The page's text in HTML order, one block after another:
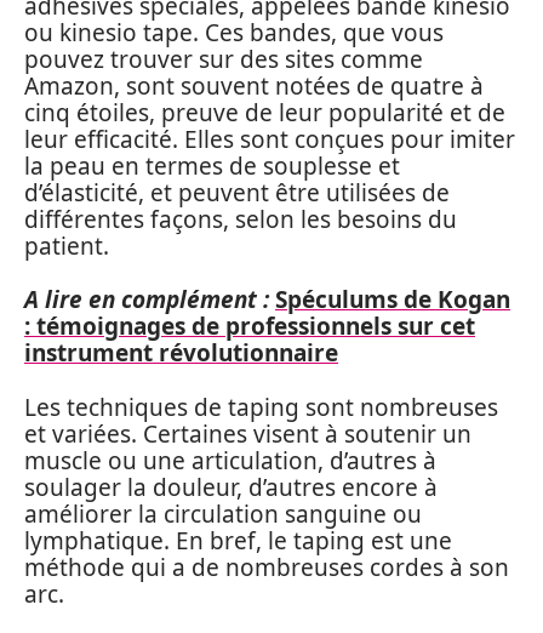
ou kinesio tape. Ces bandes, que vous
pouvez trouver sur des sites comme
Amazon, sont souvent notées de quatre à
cinq étoiles, preuve de leur popularité et de
leur efficacité. Elles sont conçues pour imiter
la peau en termes de souplesse et
d’élasticité, et peuvent être utilisées de
différentes façons, selon les besoins du
patient.
A lire en complément :Spéculums de Kogan
: témoignages de professionnels sur cet
instrument révolutionnaire
Les techniques de taping sont nombreuses
et variées. Certaines visent à soutenir un
muscle ou une articulation, d’autres à
soulager la douleur, d’autres encore à
améliorer la circulation sanguine ou
lymphatique. En bref, le taping est une
méthode qui a de nombreuses cordes à son
arc.